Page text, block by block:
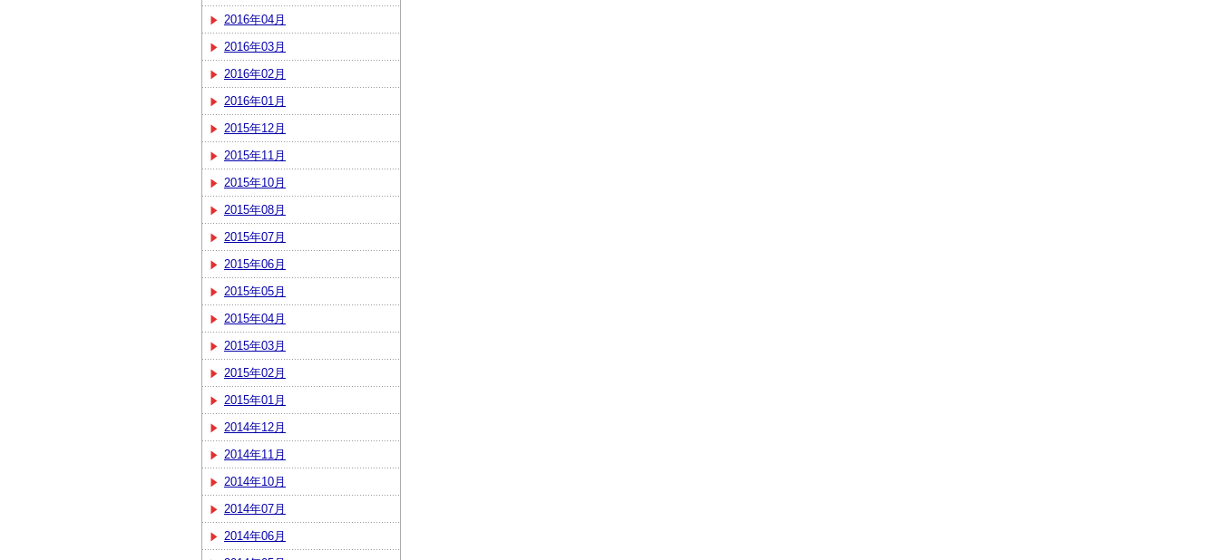
2016年04月
2016年03月
2016年02月
2016年01月
2015年12月
2015年11月
2015年10月
2015年08月
2015年07月
2015年06月
2015年05月
2015年04月
2015年03月
2015年02月
2015年01月
2014年12月
2014年11月
2014年10月
2014年07月
2014年06月